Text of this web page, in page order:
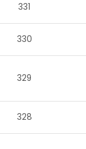
331
330
329
328